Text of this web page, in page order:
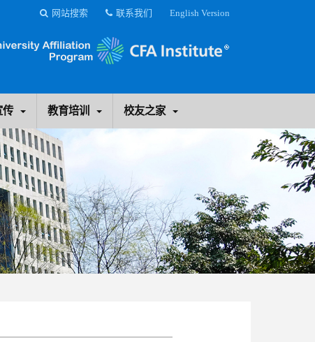
English Version
联系我们
网站搜索
传 教育培训 校友之家